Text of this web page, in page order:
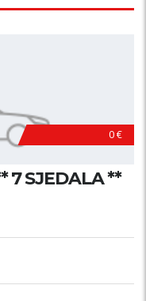
0 €
7 SJEDALA **